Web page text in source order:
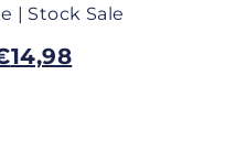
| Stock Sale
14,98